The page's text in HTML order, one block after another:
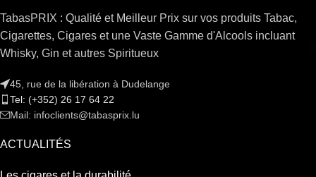
TabasPRIX : Qualité et Meilleur Prix sur vos produits Tabac,
Cigarettes, Cigares et une Vaste Gamme d'Alcools incluant
Whisky, Gin et autres Spiritueux
45, rue de la libération à Dudelange
Tel: (+352) 26 17 64 22
Mail: infoclients@tabasprix.lu
ACTUALITÉS